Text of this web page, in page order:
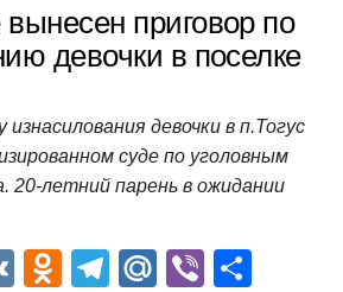
приговор по
девочки в поселке
девочки в п.Тогус
суде по уголовным
летний парень в ожидании
V
O
T
M
Vi